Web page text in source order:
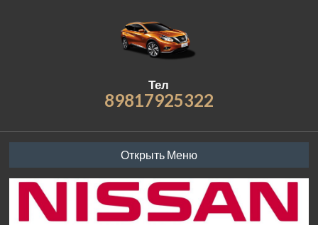
Тел
89817925322
Открыть Меню